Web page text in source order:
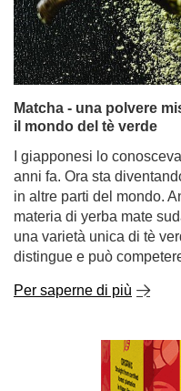
Matcha - una polvere
il mondo del tè verde
I giapponesi lo
anni fa. Ora sta
in altre parti del mondo.
materia di yerba mate
una varietà unica di tè
distingue e può
Per saperne di più